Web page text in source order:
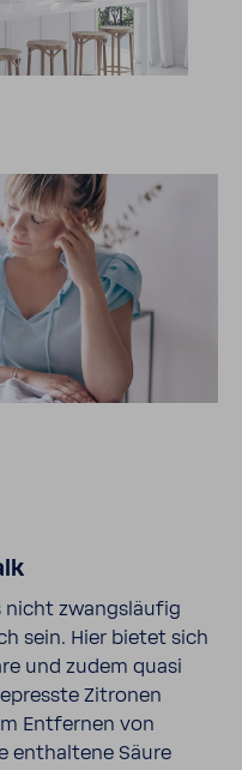
nicht zwangs­läufig
sein. Hier bietet sich
und zudem quasi
Zitronen
Entfernen von
enthal­tene Säure